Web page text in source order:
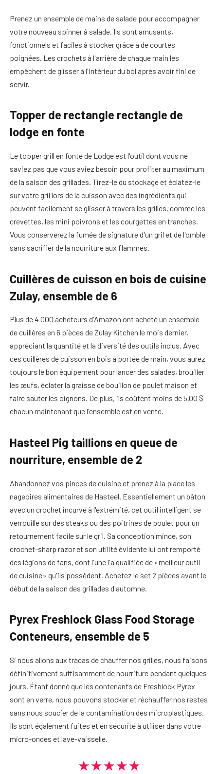
Prenez un ensemble de mains de salade pour accompagner
votre nouveau spinner à salade. Ils sont amusants,
fonctionnels et faciles à stocker grâce à de courtes
poignées. Les crochets à l'arrière de chaque main les
empêchent de glisser à l'intérieur du bol après avoir fini de
servir.
Topper de rectangle rectangle de
lodge en fonte
Le topper grill en fonte de Lodge est l'outil dont vous ne
saviez pas que vous aviez besoin pour profiter au maximum
de la saison des grillades. Tirez-le du stockage et éclatez-le
sur votre gril lors de la cuisson avec des ingrédients qui
peuvent facilement se glisser à travers les grilles, comme les
crevettes, les mini poivrons et les courgettes en tranches.
Vous conserverez la fumée de signature d'un gril et de l'omble
sans sacrifier de la nourriture aux flammes.
Cuillères de cuisson en bois de cuisine
Zulay, ensemble de 6
Plus de 4 000 acheteurs d'Amazon ont acheté un ensemble
de cuillères en 6 pièces de Zulay Kitchen le mois dernier,
appréciant la quantité et la diversité des outils inclus. Avec
ces cuillères de cuisson en bois à portée de main, vous aurez
toujours le bon équipement pour lancer des salades, brouiller
les œufs, éclater la graisse de bouillon de poulet maison et
faire sauter les oignons. De plus, ils coûtent moins de 5,00 $
chacun maintenant que l'ensemble est en vente.
Hasteel Pig taillions en queue de
nourriture, ensemble de 2
Abandonnez vos pinces de cuisine et prenez à la place les
nageoires alimentaires de Hasteel. Essentiellement un bâton
avec un crochet incurvé à l'extrémité, cet outil intelligent se
verrouille sur des steaks ou des poitrines de poulet pour un
retournement facile sur le gril. Sa conception mince, son
crochet-sharp razor et son utilité évidente lui ont remporté
des légions de fans, dont l'une l'a qualifiée de «meilleur outil
de cuisine» qu'ils possèdent. Achetez le set 2 pièces avant le
début de la saison des grillades d'automne.
Pyrex Freshlock Glass Food Storage
Conteneurs, ensemble de 5
Si nous allons aux tracas de chauffer nos grilles, nous faisons
définitivement suffisamment de nourriture pendant quelques
jours. Étant donné que les contenants de Freshlock Pyrex
sont en verre, nous pouvons stocker et réchauffer nos restes
sans nous soucier de la contamination des microplastiques.
Ils sont également fuites et en sécurité à utiliser dans votre
micro-ondes et lave-vaisselle.
★★★★★